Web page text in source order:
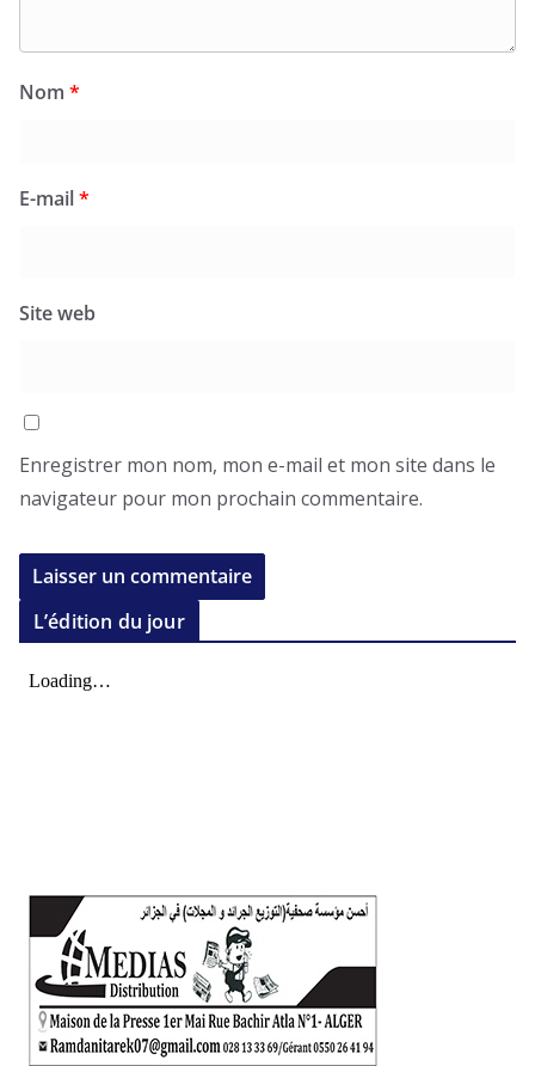
Nom *
E-mail*
Site web
Enregistrer mon nom, mon e-mail et mon site dans le
navigateur pour mon prochain commentaire.
L’édition du jour